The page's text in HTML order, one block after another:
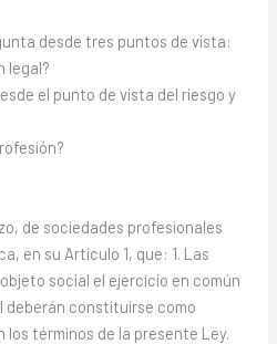
desde tres puntos de vista:
legal?
el punto de vista del riesgo y
de sociedades profesionales
en su Artículo 1, que: 1. Las
social el ejercicio en común
deberán constituirse como
términos de la presente Ley.